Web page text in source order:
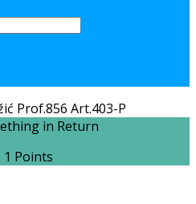
Prof.856 Art.403-P
in Return
1 Points